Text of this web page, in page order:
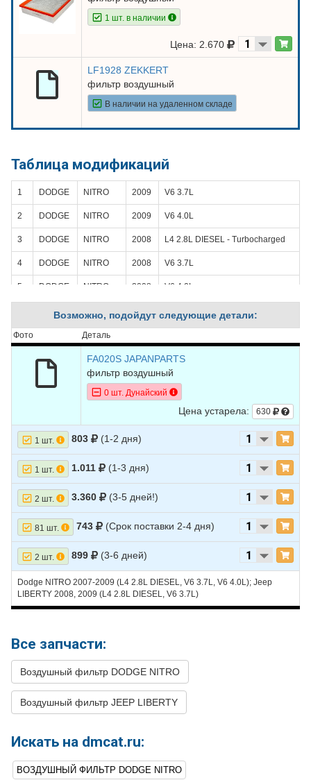
1 шт. в наличии
Цена: 2.670
LF1928 ZEKKERT
фильтр воздушный
В наличии на удаленном складе
Таблица модификаций
1 DODGE NITRO 2009 V6 3.7L
2 DODGE NITRO 2009 V6 4.0L
3 DODGE NITRO 2008 L4 2.8L DIESEL - Turbocharged
4 DODGE NITRO 2008 V6 3.7L
5 DODGE NITRO 2008 V6 4.0L
DODGE 2007
7 NITRO
DODGE NITRO 2007 V6 4.0L
LIBERTY 2009 L4 2.8L DIESEL - Turbocharged
11 JEEP LIBERTY 2008 L4 2.8L DIESEL - Turbocharged
12 JEEP LIBERTY 2008 V6 3.7L
Возможно, подойдут следующие детали:
Фото Деталь
FA020S JAPANPARTS
фильтр воздушный
0 шт. Дунайский
Цена устарела: 630
1 шт. 803 (1-2 дня)
1 шт. 1.011 (1-3 дня)
2 шт. 3.360 (3-5 дней!)
81 шт. 743 (Срок поставки 2-4 дня)
2 шт. 899 (3-6 дней)
Dodge NITRO 2007-2009 (L4 2.8L DIESEL, V6 3.7L, V6 4.0L); Jeep
LIBERTY 2008, 2009 (L4 2.8L DIESEL, V6 3.7L)
Все запчасти:
Воздушный фильтр DODGE NITRO
Воздушный фильтр JEEP LIBERTY
Искать на dmcat.ru:
ВОЗДУШНЫЙ ФИЛЬТР DODGE NITRO